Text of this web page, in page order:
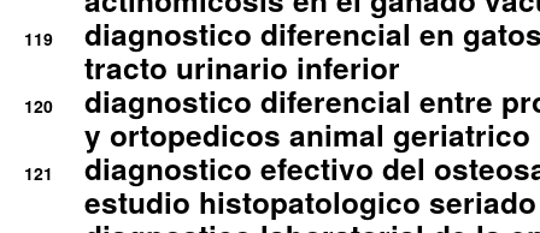
119
diagnostico diferencial en
tracto urinario inferior
120
diagnostico diferencial entre
y ortopedicos animal geriatrico
121
diagnostico efectivo del
estudio histopatologico seriado